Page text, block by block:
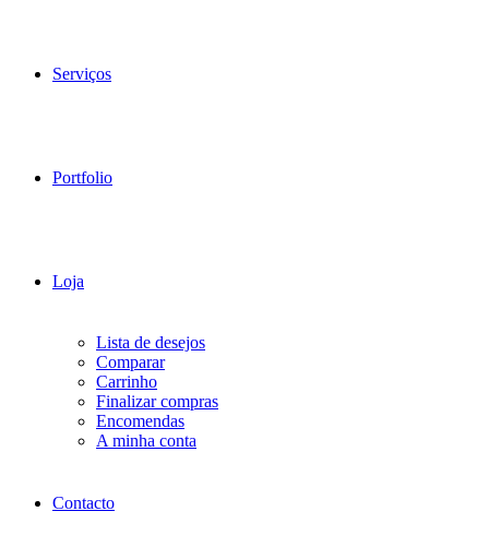
Serviços
Portfolio
Loja
Lista de desejos
Comparar
Carrinho
Finalizar compras
Encomendas
A minha conta
Contacto